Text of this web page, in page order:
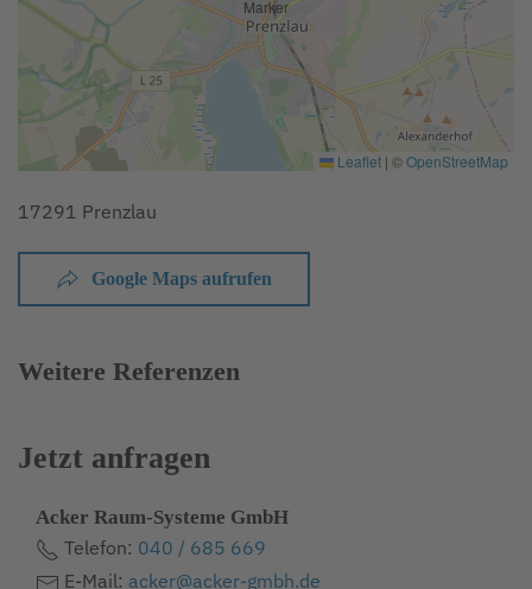
Leaflet | ©OpenStreetMap
17291 Prenzlau
Google Maps aufrufen
Weitere Referenzen
Jetzt anfragen
Acker Raum-Systeme GmbH
Telefon: 040 / 685 669
E-Mail: acker@acker-gmbh.de